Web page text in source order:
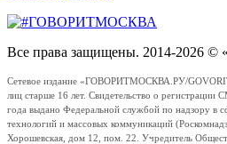
Все права защищены. 2014-2026 ©
Сетевое издание «ГОВОРИТМОСКВА.РУ/
лиц старше 16 лет. Свидетельство о
года выдано Федеральной службой по надзору в
технологий и массовых коммуникаций
Хорошевская, дом 12, пом. 22. Учредитель